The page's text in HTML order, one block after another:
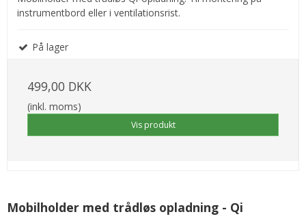
instrumentbord eller i ventilationsrist.
På lager
499,00 DKK
(inkl. moms)
Vis produkt
Mobilholder med trådløs opladning - Qi